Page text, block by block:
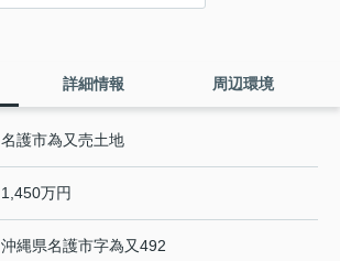
詳細情報 周辺環境
名護市為又売土地
1,450万円
沖縄県名護市字為又492